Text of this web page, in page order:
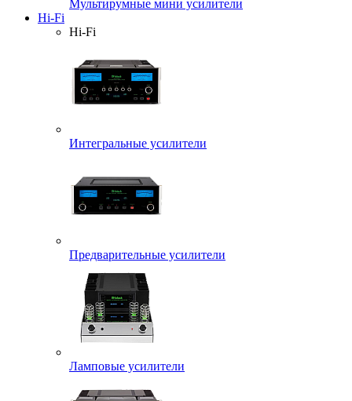
Мультирумные мини усилители
Hi-Fi
Hi-Fi
Интегральные усилители
Предварительные усилители
Ламповые усилители